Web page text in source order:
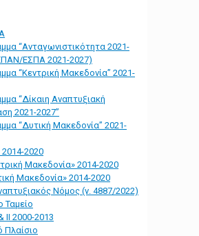
“Ανταγωνιστικότητα 2021-
ΕΣΠΑ 2021-2027)
“Κεντρική Μακεδονία” 2021-
“Δίκαιη Αναπτυξιακή
2021-2027”
“Δυτική Μακεδονία” 2021-
2020
Μακεδονία» 2014-2020
Μακεδονία» 2014-2020
Νόμος (ν. 4887/2022)
Ταμείο
ΙΙ 2000-2013
Πλαίσιο